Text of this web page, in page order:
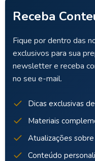
Receba
Fique por dentro das
exclusivos para sua
newsletter e receba
no seu e-mail.
Dicas exclusivas
Materiais
Atualizações
Conteúdo